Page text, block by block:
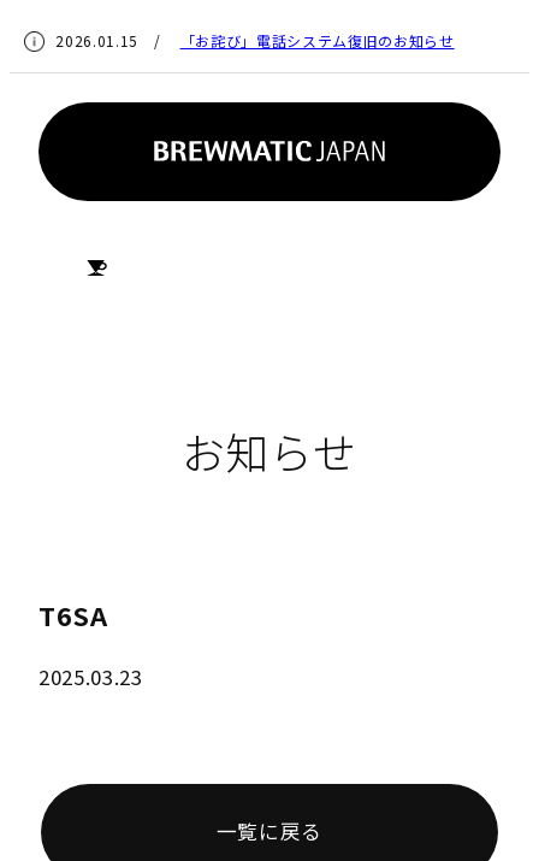
2026.01.15 / 「お詫び」電話システム復旧のお知らせ
お知らせ
T6SA
2025.03.23
一覧に戻る